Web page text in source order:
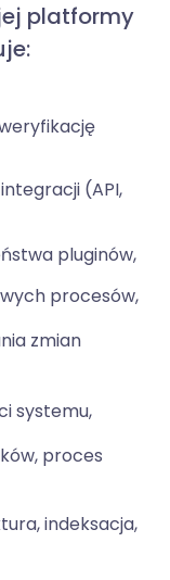
platformy
(API,
pluginów,
procesów,
zmian
systemu,
proces
indeksacja,